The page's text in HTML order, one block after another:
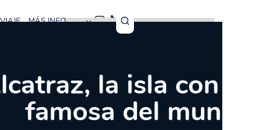
MÁS INFO
la isla con la
famosa del mundo